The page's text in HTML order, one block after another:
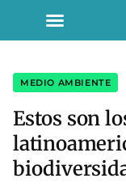
MEDIO AMBIENTE
Estos son